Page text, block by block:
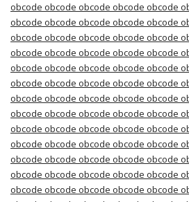
obcode obcode obcode obcode obcode
obcode obcode obcode obcode obcode
obcode obcode obcode obcode obcode
obcode obcode obcode obcode obcode
obcode obcode obcode obcode obcode
obcode obcode obcode obcode obcode
obcode obcode obcode obcode obcode
obcode obcode obcode obcode obcode
obcode obcode obcode obcode obcode
obcode obcode obcode obcode obcode
obcode obcode obcode obcode obcode
obcode obcode obcode obcode obcode
obcode obcode obcode obcode obcode